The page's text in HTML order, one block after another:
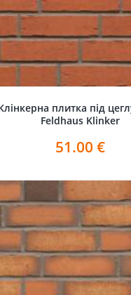
плитка під
Feldhaus Klinker
51.00 €